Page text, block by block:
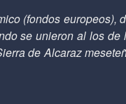
(fondos europeos),
se unieron al los
de Alcaraz